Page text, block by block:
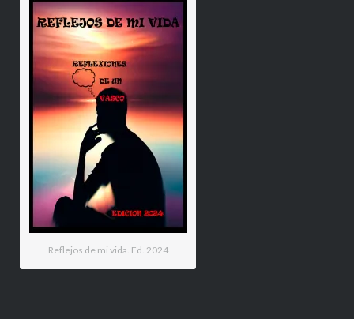
Reflejos de mi vida. Ed. 2024